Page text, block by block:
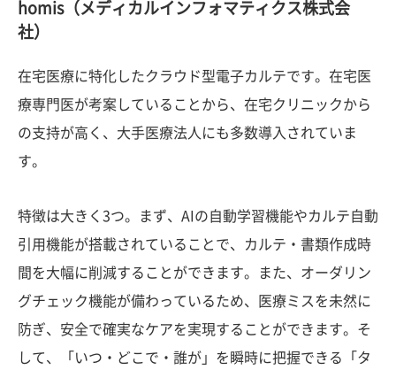
homis（メディカルインフォマティクス株式会
社）
在宅医療に特化したクラウド型電子カルテです。在宅医
療専門医が考案していることから、在宅クリニックから
の支持が高く、大手医療法人にも多数導入されていま
す。
特徴は大きく3つ。まず、AIの自動学習機能やカルテ自動
引用機能が搭載されていることで、カルテ・書類作成時
間を大幅に削減することができます。また、オーダリン
グチェック機能が備わっているため、医療ミスを未然に
防ぎ、安全で確実なケアを実現することができます。そ
して、「いつ・どこで・誰が」を瞬時に把握できる「タ